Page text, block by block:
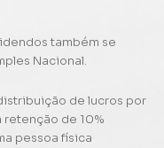
também se
Nacional.
de lucros por
retenção de 10%
pessoa física